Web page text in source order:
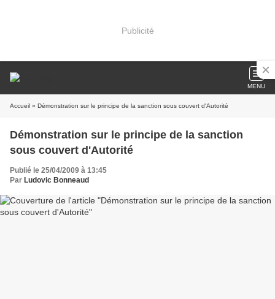
Publicité
MENU
Accueil » Démonstration sur le principe de la sanction sous couvert d'Autorité
Démonstration sur le principe de la sanction
sous couvert d'Autorité
Publié le 25/04/2009 à 13:45
Par Ludovic Bonneaud